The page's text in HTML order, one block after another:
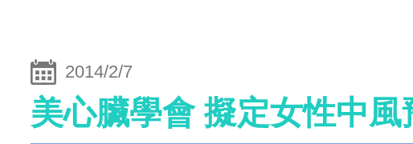
2014/2/7
美心臟學會 擬定女性中風